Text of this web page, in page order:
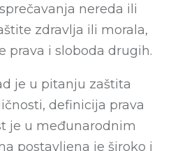
nereda ili
zdravlja ili morala,
prava i sloboda drugih.
je u pitanju zaštita
definicija prava
je u međunarodnim
postavljena je široko i